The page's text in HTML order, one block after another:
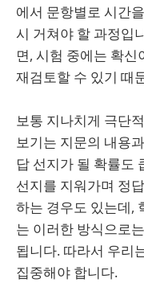
에서 문항별로 시간
시 거쳐야 할 과정입
면, 시험 중에는 확
재검토할 수 있기 때
보통 지나치게 극단
보기는 지문의 내용
답 선지가 될 확률도
선지를 지워가며 정
하는 경우도 있는데,
는 이러한 방식으로
됩니다. 따라서 우리
집중해야 합니다.